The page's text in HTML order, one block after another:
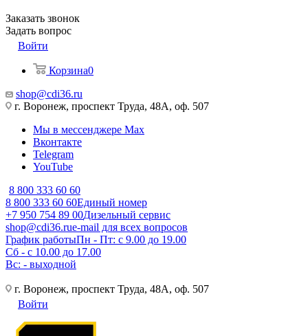
Заказать звонок
Задать вопрос
Войти
Корзина0
shop@cdi36.ru
г. Воронеж, проспект Труда, 48А, оф. 507
Мы в мессенджере Max
Вконтакте
Telegram
YouTube
8 800 333 60 60
8 800 333 60 60Единый номер
+7 950 754 89 00Дизельный сервис
shop@cdi36.rue-mail для всех вопросов
График работыПн - Пт: с 9.00 до 19.00
Сб - с 10.00 до 17.00
Вс: - выходной
г. Воронеж, проспект Труда, 48А, оф. 507
Войти